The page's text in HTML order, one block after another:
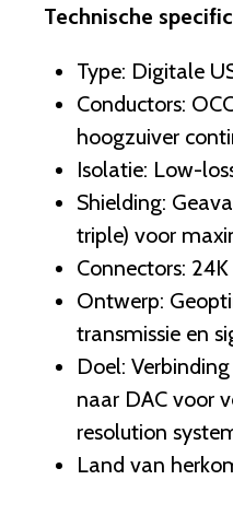
Technische
Type: Digitale
Conductors:
hoogzuiver
Isolatie: Low-
Shielding:
triple) voor
Connectors:
Ontwerp:
transmissie en
Doel:
naar DAC voor
resolution
Land van